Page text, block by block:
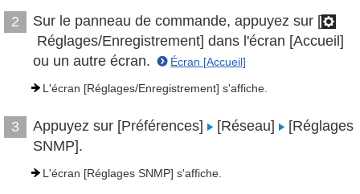
2
Sur le panneau de commande, appuyez sur [
Réglages/Enregistrement] dans l'écran [Accueil]
ou un autre écran.
Écran [Accueil]
L'écran [Réglages/Enregistrement] s'affiche.
3 Appuyez sur [Préférences] [Réseau]
[Réglages
SNMP].
L'écran [Réglages SNMP] s'affiche.